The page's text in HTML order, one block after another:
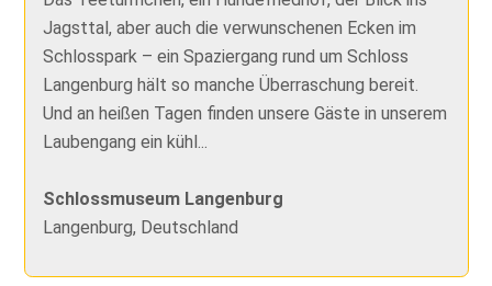
Jagsttal, aber auch die verwunschenen Ecken im
Schlosspark – ein Spaziergang rund um Schloss
Langenburg hält so manche Überraschung bereit.
Und an heißen Tagen finden unsere Gäste in unserem
Laubengang ein kühl...
Schlossmuseum Langenburg
Langenburg, Deutschland